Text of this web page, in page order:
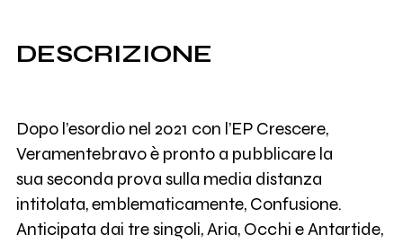
DESCRIZIONE
Dopo l’esordio nel 2021 con l’EP Crescere,
Veramentebravo è pronto a pubblicare la
sua seconda prova sulla media distanza
intitolata, emblematicamente, Confusione.
Anticipata dai tre singoli, Aria, Occhi e Antartide,